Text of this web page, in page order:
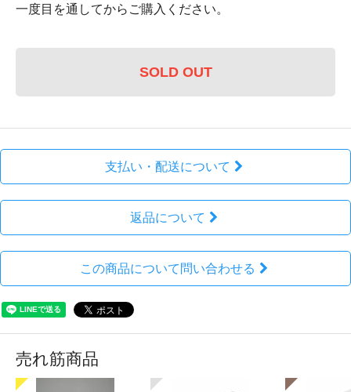
一度目を通してからご購入ください。
SOLD OUT
支払い・配送について
返品について
この商品について問い合わせる
売れ筋商品